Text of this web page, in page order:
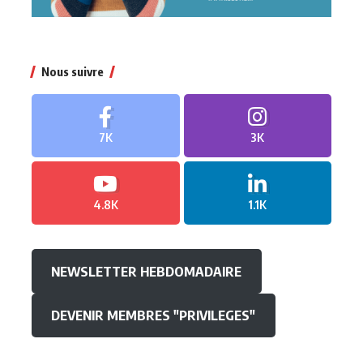
Nous suivre
7K 3K
4.8K 1.1K
NEWSLETTER HEBDOMADAIRE
DEVENIR MEMBRES "PRIVILEGES"